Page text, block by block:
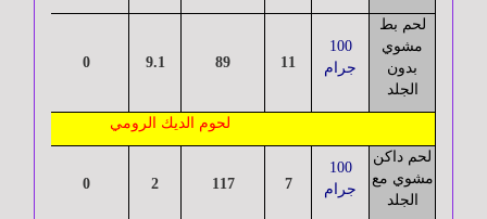
أمراض
لحم بط
مشوي
بدون
الجلد
100
جرام
11
89
9.1
0
لحوم الديك الرومي
لحم داكن
مشوي مع
الجلد
100
جرام
7
117
2
0